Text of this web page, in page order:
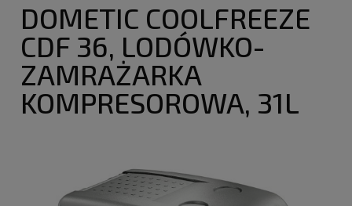
DOMETIC COOLFREEZE
CDF 36, LODÓWKO-
ZAMRAŻARKA
KOMPRESOROWA, 31L